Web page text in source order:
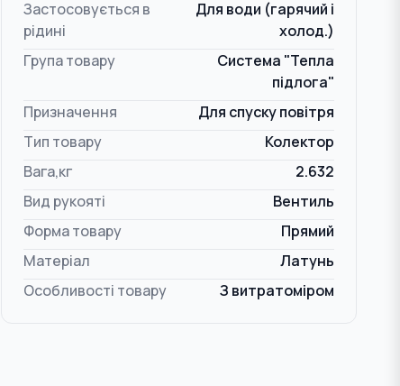
Застосовується в
рідині
Для води (гарячий і
холод.)
Група товару
Система "Тепла
підлога"
Призначення
Для спуску повітря
Тип товару
Колектор
Вага,кг
2.632
Вид рукояті
Вентиль
Форма товару
Прямий
Матеріал
Латунь
Особливості товару
З витратоміром